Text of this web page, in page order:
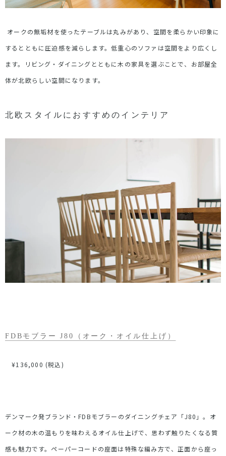
オークの無垢材を使ったテーブルは丸みがあり、空間を柔らかい印象に
するとともに圧迫感を減らします。低重心のソファは空間をより広くし
ます。リビング・ダイニングとともに木の家具を選ぶことで、お部屋全
体が北欧らしい空間になります。
北欧スタイルにおすすめのインテリア
FDBモブラー J80（オーク・オイル仕上げ）
¥136,000 (税込)
デンマーク発ブランド・FDBモブラーのダイニングチェア「J80」。オ
ーク材の木の温もりを味わえるオイル仕上げで、思わず触りたくなる質
感も魅力です。ペーパーコードの座面は特殊な編み方で、正面から座っ